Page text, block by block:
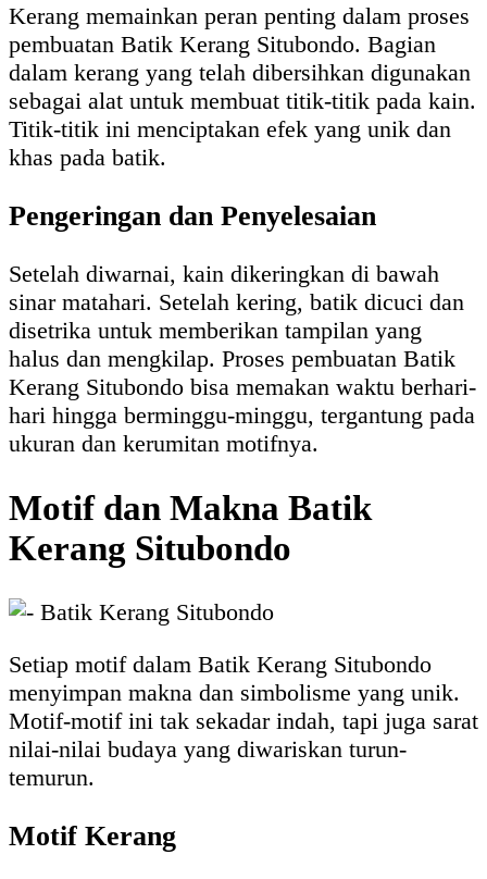
Kerang memainkan peran penting dalam proses
pembuatan Batik Kerang Situbondo. Bagian
dalam kerang yang telah dibersihkan digunakan
sebagai alat untuk membuat titik-titik pada kain.
Titik-titik ini menciptakan efek yang unik dan
khas pada batik.
Pengeringan dan Penyelesaian
Setelah diwarnai, kain dikeringkan di bawah
sinar matahari. Setelah kering, batik dicuci dan
disetrika untuk memberikan tampilan yang
halus dan mengkilap. Proses pembuatan Batik
Kerang Situbondo bisa memakan waktu berhari-
hari hingga berminggu-minggu, tergantung pada
ukuran dan kerumitan motifnya.
Motif dan Makna Batik
Kerang Situbondo
Setiap motif dalam Batik Kerang Situbondo
menyimpan makna dan simbolisme yang unik.
Motif-motif ini tak sekadar indah, tapi juga sarat
nilai-nilai budaya yang diwariskan turun-
temurun.
Motif Kerang